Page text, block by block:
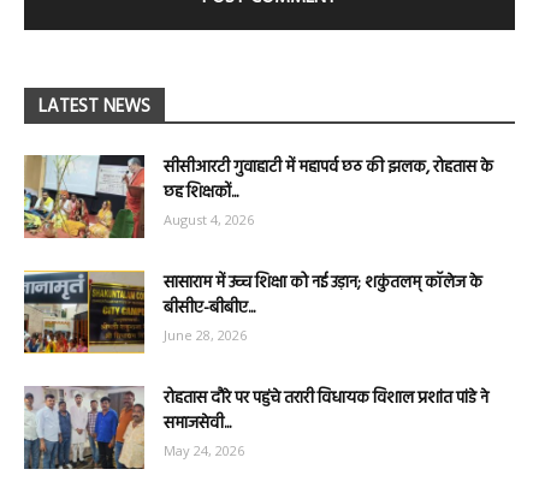
LATEST NEWS
सीसीआरटी गुवाहाटी में महापर्व छठ की झलक, रोहतास के
छह शिक्षकों...
August 4, 2026
सासाराम में उच्च शिक्षा को नई उड़ान; शकुंतलम् कॉलेज के
बीसीए-बीबीए...
June 28, 2026
रोहतास दौरे पर पहुंचे तरारी विधायक विशाल प्रशांत पांडे ने
समाजसेवी...
May 24, 2026